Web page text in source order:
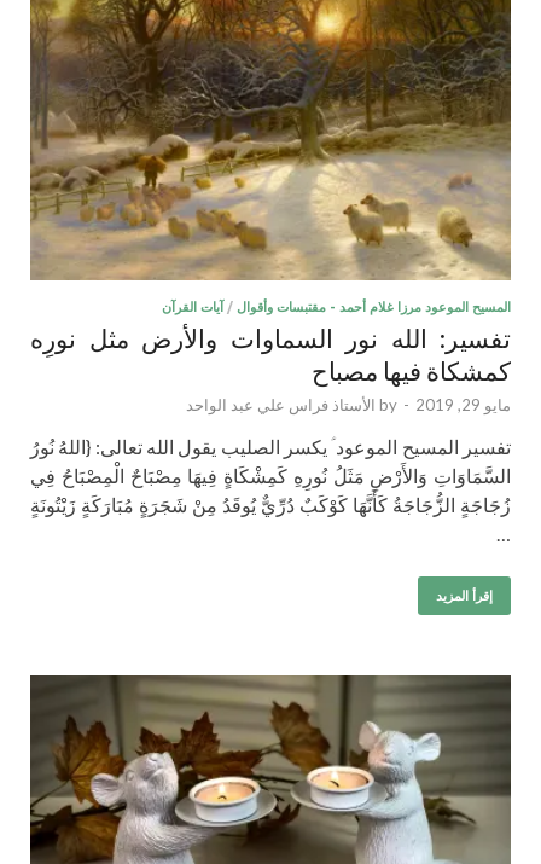
المسيح الموعود مرزا غلام أحمد - مقتبسات وأقوال / آيات القرآن
تفسير: الله نور السماوات والأرض مثل نورِه
كمشكاة فيها مصباح
مايو 29, 2019 -
by الأستاذ فراس علي عبد الواحد
تفسير المسيح الموعود ؑ يكسر الصليب يقول الله تعالى: {اللهُ نُورُ
السَّمَاوَاتِ وَالأَرْضِ مَثَلُ نُورِهِ كَمِشْكَاةٍ فِيهَا مِصْبَاحٌ الْمِصْبَاحُ فِي
زُجَاجَةٍ الزُّجَاجَةُ كَأَنَّهَا كَوْكَبٌ دُرِّيٌّ يُوقَدُ مِنْ شَجَرَةٍ مُبَارَكَةٍ زَيْتُونَةٍ
…
إقرأ المزيد